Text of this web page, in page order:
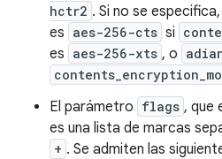
hctr2 . Si no se
es aes-256-cts si
es aes-256-xts , o
El parámetro flags , que
es una lista de marcas
+ . Se admiten las